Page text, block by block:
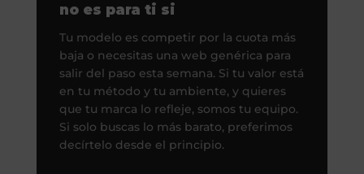
no es para ti si
Tu modelo es competir por la cuota más
baja o necesitas una web genérica para
salir del paso esta semana. Si tu valor está
en tu método y tu ambiente, y quieres
que tu marca lo refleje, somos tu equipo.
Si solo buscas lo más barato, preferimos
decírtelo desde el principio.